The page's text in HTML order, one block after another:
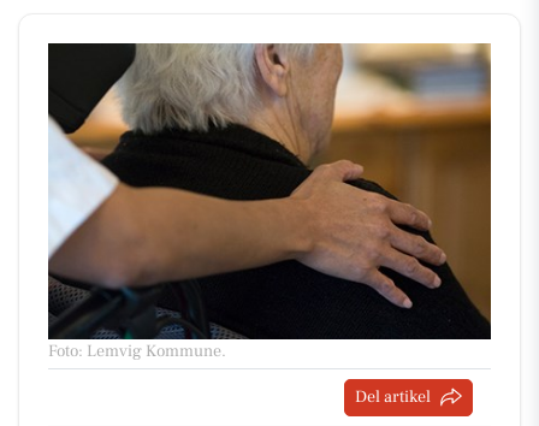
Foto: Lemvig Kommune.
Del artikel